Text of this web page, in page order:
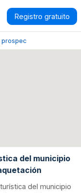
Registro gratuito
del municipio
del municipio